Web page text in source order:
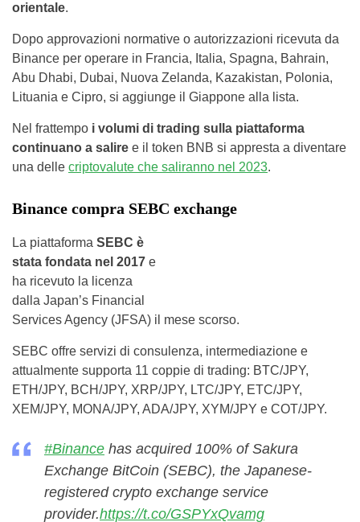
orientale.
Dopo approvazioni normative o autorizzazioni ricevuta da
Binance per operare in Francia, Italia, Spagna, Bahrain,
Abu Dhabi, Dubai, Nuova Zelanda, Kazakistan, Polonia,
Lituania e Cipro, si aggiunge il Giappone alla lista.
Nel frattempo i volumi di trading sulla piattaforma
continuano a salire e il token BNB si appresta a diventare
una delle criptovalute che saliranno nel 2023.
Binance compra SEBC exchange
La piattaforma SEBC è
stata fondata nel 2017 e
ha ricevuto la licenza
dalla Japan’s Financial
Services Agency (JFSA) il mese scorso.
SEBC offre servizi di consulenza, intermediazione e
attualmente supporta 11 coppie di trading: BTC/JPY,
ETH/JPY, BCH/JPY, XRP/JPY, LTC/JPY, ETC/JPY,
XEM/JPY, MONA/JPY, ADA/JPY, XYM/JPY e COT/JPY.
#Binance has acquired 100% of Sakura
Exchange BitCoin (SEBC), the Japanese-
registered crypto exchange service
provider.https://t.co/GSPYxQvamg